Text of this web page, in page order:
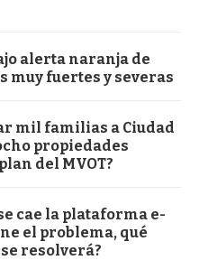
alerta naranja de
muy fuertes y severas
mil familias a Ciudad
propiedades
del MVOT?
cae la plataforma e-
el problema, qué
resolverá?